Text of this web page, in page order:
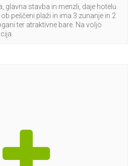
glavna stavba in menzli, daje hotelu
peščeni plaži in ima 3 zunanje in 2
ter atraktivne bare. Na voljo